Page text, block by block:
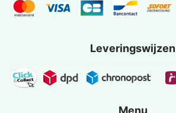
Leveringswijzen
Menu